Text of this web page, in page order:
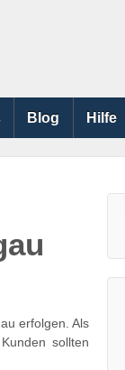
Blog Hilfe
erfolgen. Als
sollten